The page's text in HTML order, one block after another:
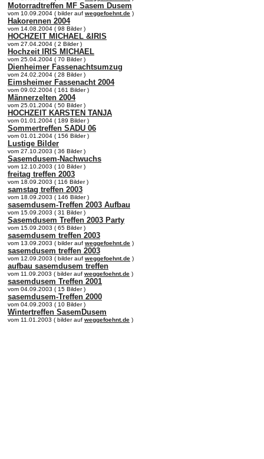
Motorradtreffen MF Sasem Dusem
vom 10.09.2004 ( bilder auf weggefoehnt.de )
Hakorennen 2004
vom 14.08.2004 ( 98 Bilder )
HOCHZEIT MICHAEL &IRIS
vom 27.04.2004 ( 2 Bilder )
Hochzeit IRIS MICHAEL
vom 25.04.2004 ( 70 Bilder )
Dienheimer Fassenachtsumzug
vom 24.02.2004 ( 28 Bilder )
Eimsheimer Fassenacht 2004
vom 09.02.2004 ( 161 Bilder )
Männerzelten 2004
vom 25.01.2004 ( 50 Bilder )
HOCHZEIT KARSTEN TANJA
vom 01.01.2004 ( 189 Bilder )
Sommertreffen SADU 06
vom 01.01.2004 ( 156 Bilder )
Lustige Bilder
vom 27.10.2003 ( 36 Bilder )
Sasemdusem-Nachwuchs
vom 12.10.2003 ( 10 Bilder )
freitag treffen 2003
vom 18.09.2003 ( 116 Bilder )
samstag treffen 2003
vom 18.09.2003 ( 146 Bilder )
sasemdusem-Treffen 2003 Aufbau
vom 15.09.2003 ( 31 Bilder )
Sasemdusem Treffen 2003 Party
vom 15.09.2003 ( 65 Bilder )
sasemdusem treffen 2003
vom 13.09.2003 ( bilder auf weggefoehnt.de )
sasemdusem treffen 2003
vom 12.09.2003 ( bilder auf weggefoehnt.de )
aufbau sasemdusem treffen
vom 11.09.2003 ( bilder auf weggefoehnt.de )
sasemdusem Treffen 2001
vom 04.09.2003 ( 15 Bilder )
sasemdusem-Treffen 2000
vom 04.09.2003 ( 10 Bilder )
Wintertreffen SasemDusem
vom 11.01.2003 ( bilder auf weggefoehnt.de )